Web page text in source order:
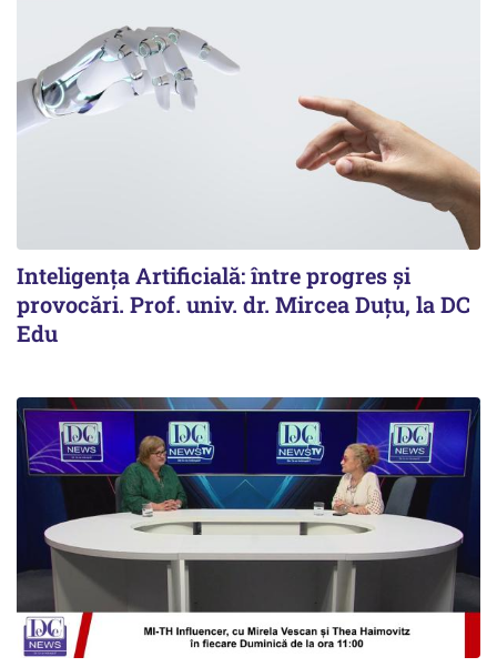
Inteligența Artificială: între progres și
provocări. Prof. univ. dr. Mircea Duțu, la DC
Edu